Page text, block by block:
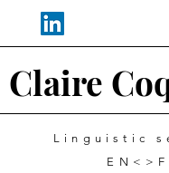
Claire
Linguistic